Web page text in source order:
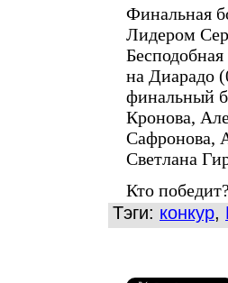
Финальная
Лидером
на Диарадо
финальный
Кронова,
Сафронова,
Светлана
Кто
Тэги: конкур,